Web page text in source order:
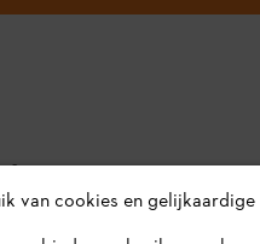
van cookies en gelijkaardige